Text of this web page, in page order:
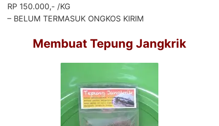
RP 150.000,- /KG
– BELUM TERMASUK ONGKOS KIRIM
Membuat Tepung Jangkrik